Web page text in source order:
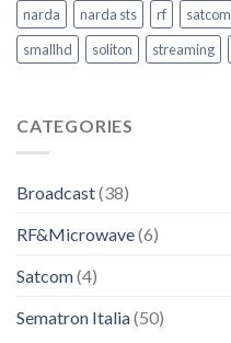
–
Video
Intervento
narda
narda sts rf satcom
smallhd
soliton streaming
CATEGORIES
Broadcast(38)
RF&Microwave(6)
Satcom(4)
Sematron Italia(50)